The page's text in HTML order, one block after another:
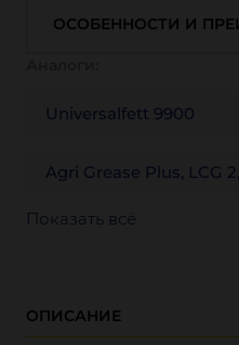
ОСОБЕННОСТИ И
Universalfett 9900
Agri Grease Plus, LCG
Показать всё
ОПИСАНИЕ